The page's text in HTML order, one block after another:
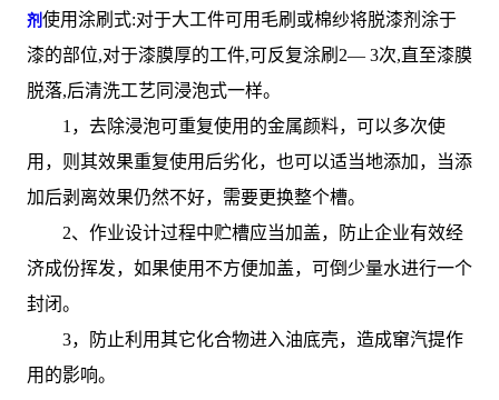
剂 使用涂刷式:对于大工件可用毛刷或棉纱将脱漆剂涂于
漆的部位,对于漆膜厚的工件,可反复涂刷2— 3次,直至漆膜
脱落,后清洗工艺同浸泡式一样。
1，去除浸泡可重复使用的金属颜料，可以多次使
用，则其效果重复使用后劣化，也可以适当地添加，当添
加后剥离效果仍然不好，需要更换整个槽。
2、作业设计过程中贮槽应当加盖，防止企业有效经
济成份挥发，如果使用不方便加盖，可倒少量水进行一个
封闭。
3，防止利用其它化合物进入油底壳，造成窜汽提作
用的影响。